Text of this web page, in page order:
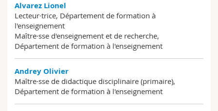
Alvarez Lionel
Lecteur·trice, Département de formation à
l'enseignement
Maître·sse d'enseignement et de recherche,
Département de formation à l'enseignement
Andrey Olivier
Maître·sse de didactique disciplinaire (primaire),
Département de formation à l'enseignement